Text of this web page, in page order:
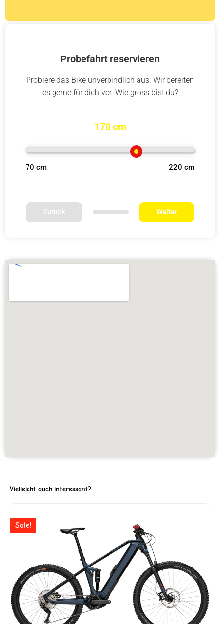
Probefahrt reservieren
Probiere das Bike unverbindlich aus. Wir bereiten
es gerne für dich vor. Wie gross bist du?
170 cm
70 cm 220 cm
Zurück Weiter
Vielleicht auch interessant?
Sale!
Preis
war:
CHF 4'999CHF